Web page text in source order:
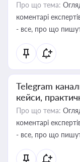
Про що тема:
коментарі
- все, про що
Telegram
кейси,
Про що тема:
коментарі
- все, про що